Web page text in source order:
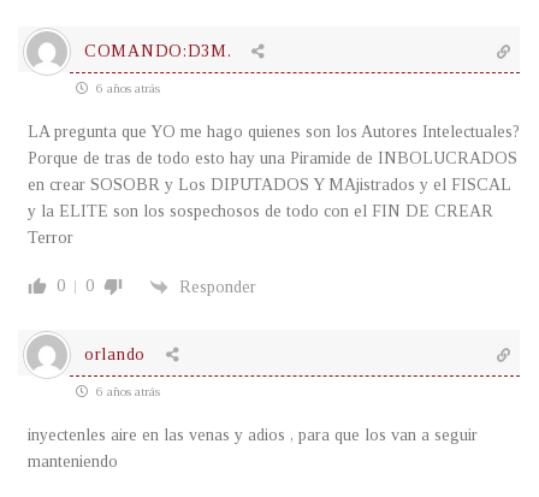
COMANDO:D3M.
6 años atrás
LA pregunta que YO me hago quienes son los Autores Intelectuales?
Porque de tras de todo esto hay una Piramide de INBOLUCRADOS
en crear SOSOBR y Los DIPUTADOS Y MAjistrados y el FISCAL
y la ELITE son los sospechosos de todo con el FIN DE CREAR
Terror
0 0 Responder
orlando
6 años atrás
inyectenles aire en las venas y adios , para que los van a seguir
manteniendo